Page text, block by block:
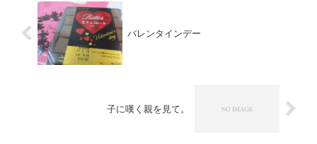
バレンタインデー
子に嘆く親を見て。